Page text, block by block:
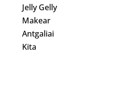
Jelly Gelly
Makear
Antgaliai
Kita